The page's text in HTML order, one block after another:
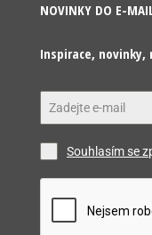
NOVINKY DO E-
Inspirace, novinky,
Souhlasím se